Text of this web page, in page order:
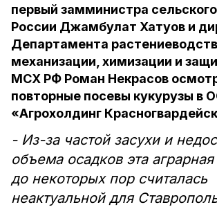
первый замминистра
России Джамбулат Хатуов и
Департамента
механизации, химизации и
МСХ РФ Роман Некрасов
повторные посевы кукурузы в
«Агрохолдинг
- Из-за частой засухи и
объема осадков эта
до некоторых пор считалась
неактуальной для